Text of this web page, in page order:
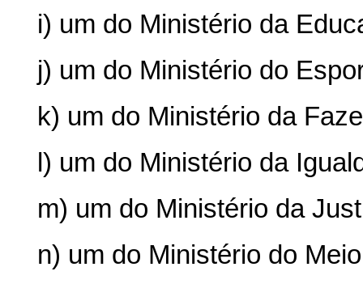
i) um do Ministério da
j) um do Ministério do
k) um do Ministério da
l) um do Ministério da
m) um do Ministério da
n) um do Ministério do